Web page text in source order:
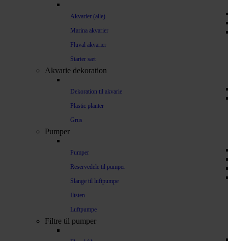
Akvarier (alle)
Marina akvarier
Fluval akvarier
Starter sæt
Akvarie dekoration
Dekoration til akvarie
Plastic planter
Grus
Pumper
Pumper
Reservedele til pumper
Slange til luftpumpe
Iltsten
Luftpumpe
Filtre til pumper